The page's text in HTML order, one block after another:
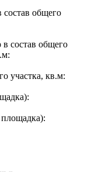
общего
состав общего
участка, кв.м: